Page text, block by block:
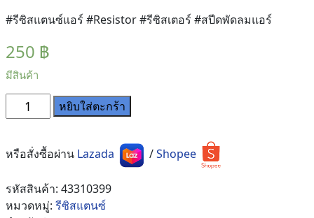
#รีซิสแตนซ์แอร์ #Resistor #รีซิสเตอร์ #สปีดพัดลมแอร์
250 ฿
มีสินค้า
จำนวน
รี
สแต๊นซ์
Isuzu
D-
หยิบใส่ตะกร้า
หรือสั่งซื้อผ่าน Lazada /Shopee
รหัสสินค้า: 43310399
หมวดหมู่: รีซิสแตนซ์